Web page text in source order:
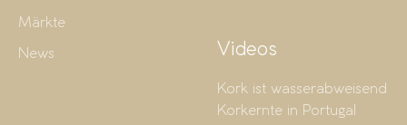
Märkte
News Videos
Kork ist wasserabweisend
Korkernte in Portugal